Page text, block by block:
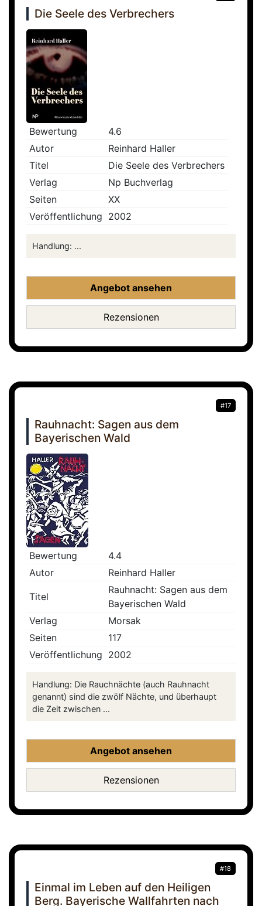
Die Seele des Verbrechers
Bewertung
4.6
Autor
Reinhard Haller
Titel
Die Seele des Verbrechers
Verlag
Np Buchverlag
Seiten
XX
Veröffentlichung 2002
Handlung: ...
Angebot ansehen
Rezensionen
#17
Rauhnacht: Sagen aus dem
Bayerischen Wald
Bewertung
4.4
Autor
Reinhard Haller
Titel
Rauhnacht: Sagen aus dem
Bayerischen Wald
Verlag
Morsak
Seiten
117
Veröffentlichung 2002
Handlung: Die Rauchnächte (auch Rauhnacht
genannt) sind die zwölf Nächte, und überhaupt
die Zeit zwischen ...
Angebot ansehen
Rezensionen
#18
Einmal im Leben auf den Heiligen
Berg. Bayerische Wallfahrten nach